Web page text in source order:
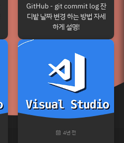
GitHub - git commit log 잔
디밭 날짜 변경 하는 방법 자세
하게 설명!
4년 전